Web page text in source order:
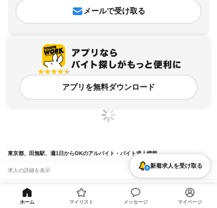
メールで受け取る
アプリを無料ダウンロード
東京都、田無駅、週1日からOKのアルバイト・バイト求人情報
求人の詳細を表示
条件を追加・変更して検索
市区町村を追加・変更
関連キーワード
新着求人を受け取る
ホーム マイリスト メッセージ マイページ